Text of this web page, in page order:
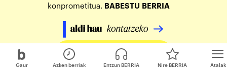
Gaur Atalak
Azken berriak Entzun BERRIA Nire BERRIA
konprometitua. BABESTU BERRIA
Egin zure ekarpena